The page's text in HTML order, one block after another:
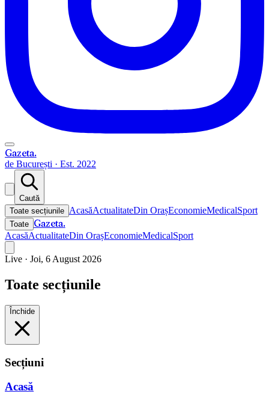
Gazeta.
de București · Est. 2022
Caută
Toate secțiunile AcasăActualitateDin OrașEconomieMedicalSport
Toate Gazeta.
AcasăActualitateDin OrașEconomieMedicalSport
Live · Joi, 6 August 2026
Toate secțiunile
Închide
Secțiuni
Acasă